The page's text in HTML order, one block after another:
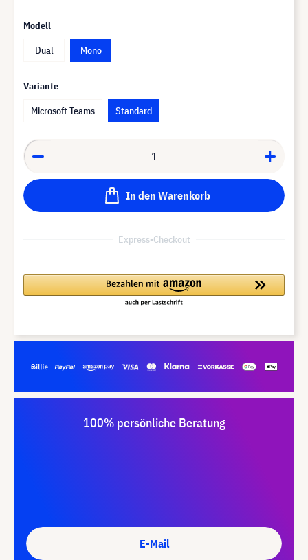
Modell
Dual
Mono
Variante
Microsoft Teams
Standard
In den Warenkorb
Express-Checkout
100% persönliche Beratung
E-Mail